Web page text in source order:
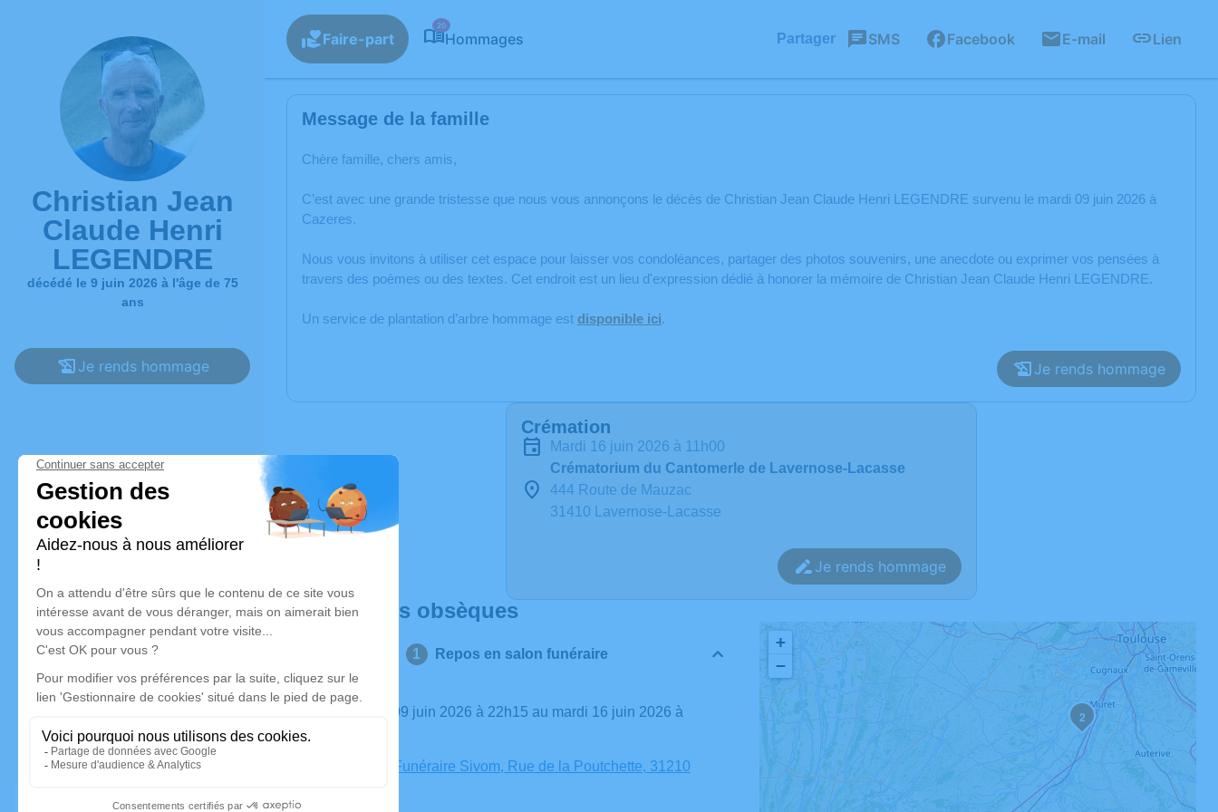
Christian Jean
Claude Henri
LEGENDRE
décédé le 9 juin 2026 à l'âge de 75
ans
Je rends hommage
Faire-part
20
Hommages Partager SMS Facebook E-mail Lien
Message de la famille
Chère famille, chers amis,
C’est avec une grande tristesse que nous vous annonçons le décès de Christian Jean Claude Henri LEGENDRE survenu le mardi 09 juin 2026 à
Cazeres.
Nous vous invitons à utiliser cet espace pour laisser vos condoléances, partager des photos souvenirs, une anecdote ou exprimer vos pensées à
travers des poèmes ou des textes. Cet endroit est un lieu d'expression dédié à honorer la mémoire de Christian Jean Claude Henri LEGENDRE.
Un service de plantation d’arbre hommage est disponible ici.
Je rends hommage
Crémation
mardi 16 juin 2026 à 11h00
Crématorium du Cantomerle de Lavernose-Lacasse
444 Route de Mauzac
31410 Lavernose-Lacasse
Je rends hommage
Déroulé des obsèques
Repos en salon funéraire
Chambre Funéraire Sivom, Rue de la Poutchette, 31210
2
+
−